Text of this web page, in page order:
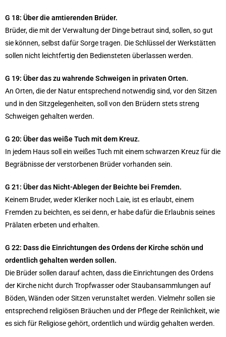
G 18: Über die amtierenden Brüder.
Brüder, die mit der Verwaltung der Dinge betraut sind, sollen, so gut
sie können, selbst dafür Sorge tragen. Die Schlüssel der Werkstätten
sollen nicht leichtfertig den Bediensteten überlassen werden.
G 19: Über das zu wahrende Schweigen in privaten Orten.
An Orten, die der Natur entsprechend notwendig sind, vor den Sitzen
und in den Sitzgelegenheiten, soll von den Brüdern stets streng
Schweigen gehalten werden.
G 20: Über das weiße Tuch mit dem Kreuz.
In jedem Haus soll ein weißes Tuch mit einem schwarzen Kreuz für die
Begräbnisse der verstorbenen Brüder vorhanden sein.
G 21: Über das Nicht-Ablegen der Beichte bei Fremden.
Keinem Bruder, weder Kleriker noch Laie, ist es erlaubt, einem
Fremden zu beichten, es sei denn, er habe dafür die Erlaubnis seines
Prälaten erbeten und erhalten.
G 22: Dass die Einrichtungen des Ordens der Kirche schön und
ordentlich gehalten werden sollen.
Die Brüder sollen darauf achten, dass die Einrichtungen des Ordens
der Kirche nicht durch Tropfwasser oder Staubansammlungen auf
Böden, Wänden oder Sitzen verunstaltet werden. Vielmehr sollen sie
entsprechend religiösen Bräuchen und der Pflege der Reinlichkeit, wie
es sich für Religiose gehört, ordentlich und würdig gehalten werden.